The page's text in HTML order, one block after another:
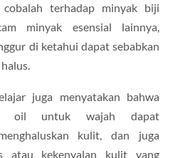
terhadap minyak biji
minyak esensial lainnya,
di ketahui dapat sebabkan
juga menyatakan bahwa
oil untuk wajah dapat
kulit, dan juga
atau kekenyalan kulit yang